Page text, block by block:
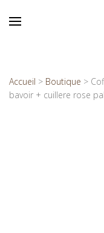
Accueil > Boutique >
bavoir + cuillere rose